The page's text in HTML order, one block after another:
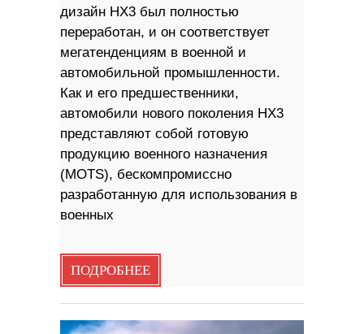
дизайн HX3 был полностью
переработан, и он соответствует
мегатенденциям в военной и
автомобильной промышленности.
Как и его предшественники,
автомобили нового поколения HX3
представляют собой готовую
продукцию военного назначения
(MOTS), бескомпромиссно
разработанную для использования в
военных
ПОДРОБНЕЕ